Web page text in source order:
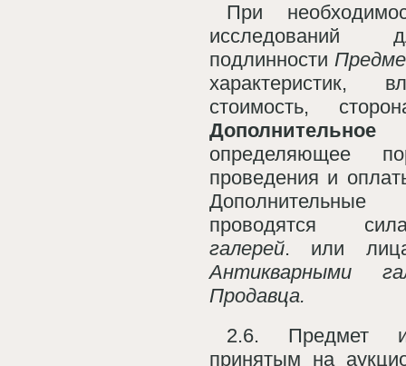
При
исследований
подлинности
стоимость,
определяющее
проведения и
проводятся
галерей. или
Антикварными
Продавца.
2.6. Предмет
принятым на